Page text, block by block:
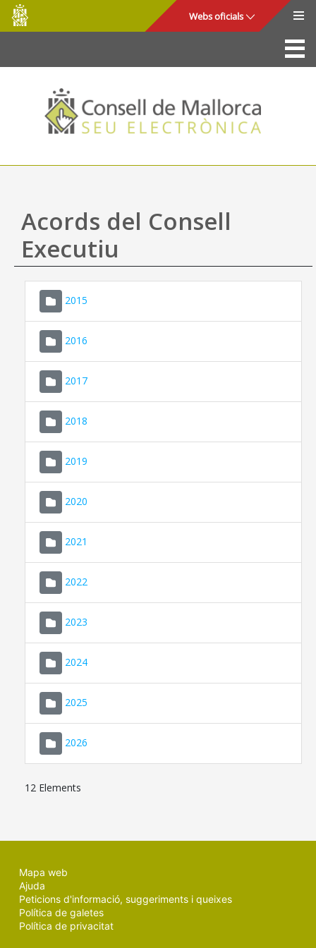
Salta al contingut principal
Consell
de
Mallorca
Webs oficials
La Seu
Consell de Mallorca
Accés i seguretat
Utilitats
Ajuda
Acords del Consell
Executiu
2015
2016
2017
2018
2019
2020
2021
2022
2023
2024
2025
2026
12 Elements
Mapa web
Ajuda
Peticions d'informació, suggeriments i queixes
Política de galetes
Política de privacitat